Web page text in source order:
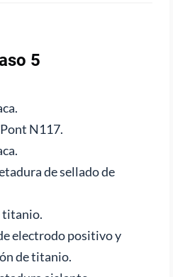
5
N117.
de sellado de
titanio.
electrodo positivo y
de titanio.